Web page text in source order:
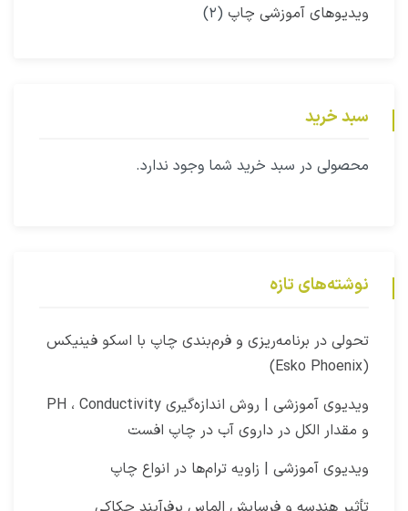
ویدیوهای آموزشی چاپ (۲)
سبد خرید
محصولی در سبد خرید شما وجود ندارد.
نوشته‌های تازه
‫تحولی در برنامه‌ریزی و فرم‌بندی چاپ با اسکو فینیکس
(Esko Phoenix)
ویدیوی آموزشی | روش اندازه‌گیری PH ، Conductivity
و مقدار الکل در داروی آب در چاپ افست​
ویدیوی آموزشی | زاویه ترام‌ها در انواع چاپ